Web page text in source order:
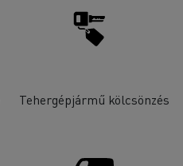
Tehergépjármű kölcsönzés